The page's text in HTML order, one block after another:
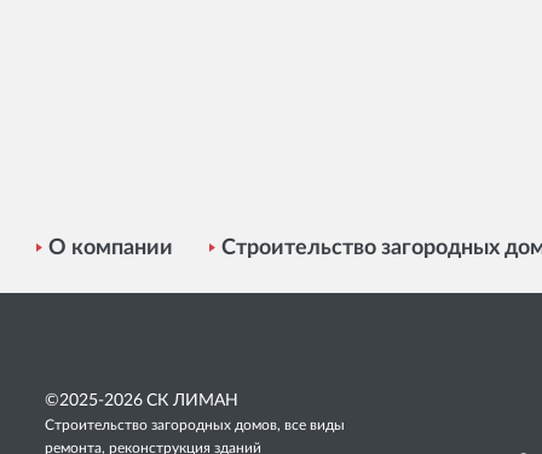
О компании Строительство загородных
©2025-2026 СК ЛИМАН
Строительство загородных домов, все виды
ремонта, реконструкция зданий